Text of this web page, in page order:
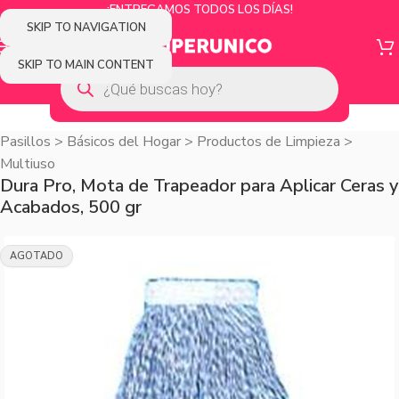
SKIP TO NAVIGATION
SKIP TO MAIN CONTENT
¡ENTREGAMOS TODOS LOS DÍAS!
Pasillos > Básicos del Hogar > Productos de Limpieza >
Multiuso
Dura Pro, Mota de Trapeador para Aplicar Ceras y
Acabados, 500 gr
AGOTADO